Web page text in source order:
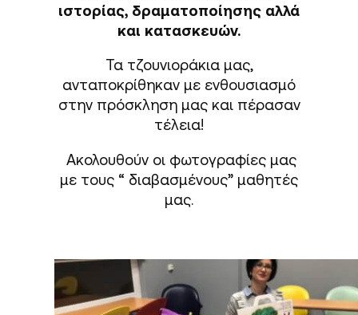
ιστορίας, δραματοποίησης αλλά
και κατασκευών.
Τα τζουνιοράκια μας,
ανταποκρίθηκαν με ενθουσιασμό
στην πρόσκληση μας και πέρασαν
τέλεια!
Ακολουθούν οι φωτογραφίες μας
με τους “ διαβασμένους” μαθητές
μας.